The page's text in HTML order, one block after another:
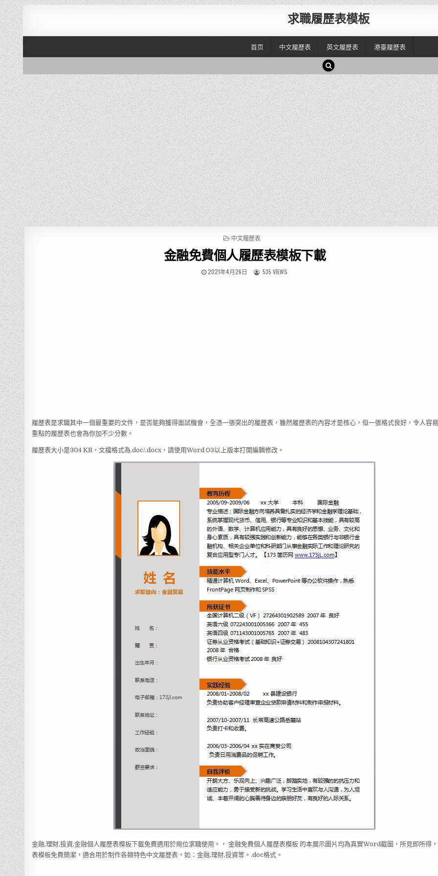
求職履歷表模板
首页 中文履歷表 英文履歷表 港臺履歷表
P
S
E
中文履歷表
金融免費個人履歷表模板下載
2021年4月26日 535 VIEWS
履歷表是求職其中一個最重要的文件，是否能夠獲得面試機會，全憑一張突出的履歷表，雖然履歷表的內容才是核心，但一張格式良好，令人容
重點的履歷表也會為你加不少分數。
履歷表大小是304 KB，文檔格式為.doc/.docx，請使用Word 03以上版本打開編輯修改。
金融,理財,投資,金融個人履歷表模板下載免費適用於崗位求職使用。， 金融免費個人履歷表模板 的本展示圖片均為真實Word截圖，所見即所得
表模板免費簡潔，適合用於制作各類特色中文履歷表，如：金融,理財,投資等。.doc格式。